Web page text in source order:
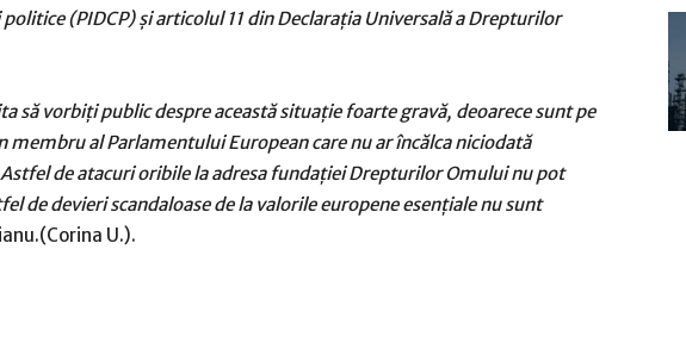
(PIDCP) şi articolul 11 din Declaraţia Universală a Drepturilor
să vorbiţi public despre această situaţie foarte gravă, deoarece sunt pe
membru al Parlamentului European care nu ar încălca niciodată
de atacuri oribile la adresa fundaţiei Drepturilor Omului nu pot
de devieri scandaloase de la valorile europene esenţiale nu sunt
U.).